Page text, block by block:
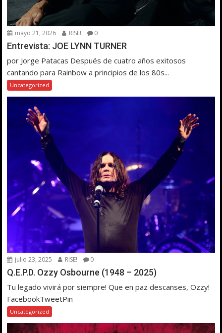
mayo 21, 2026 RISE! 0
Entrevista: JOE LYNN TURNER
por Jorge Patacas Después de cuatro años exitosos
cantando para Rainbow a principios de los 80s...
Uncategorized
julio 23, 2025 RISE! 0
Q.E.P.D. Ozzy Osbourne (1948 – 2025)
Tu legado vivirá por siempre! Que en paz descanses, Ozzy!
FacebookTweetPin
Uncategorized